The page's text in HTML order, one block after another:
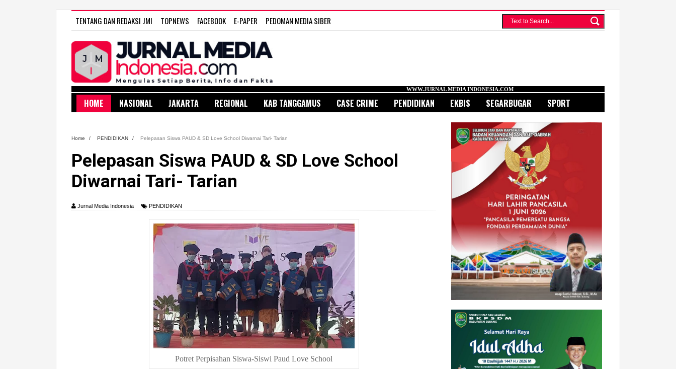
TENTANG DAN REDAKSI JMI TOPNEWS FACEBOOK E-PAPER PEDOMAN MEDIA SIBER
WWW.JURNAL MEDIA INDONESIA.COM
HOME NASIONAL JAKARTA REGIONAL KAB TANGGAMUS CASE CRIME PENDIDIKAN EKBIS SEGARBUGAR SPORT
Home / PENDIDIKAN / Pelepasan Siswa PAUD & SD Love School Diwarnai Tari- Tarian
Pelepasan Siswa PAUD & SD Love School
Diwarnai Tari- Tarian
Jurnal Media Indonesia PENDIDIKAN
Potret Perpisahan Siswa-Siswi Paud Love School